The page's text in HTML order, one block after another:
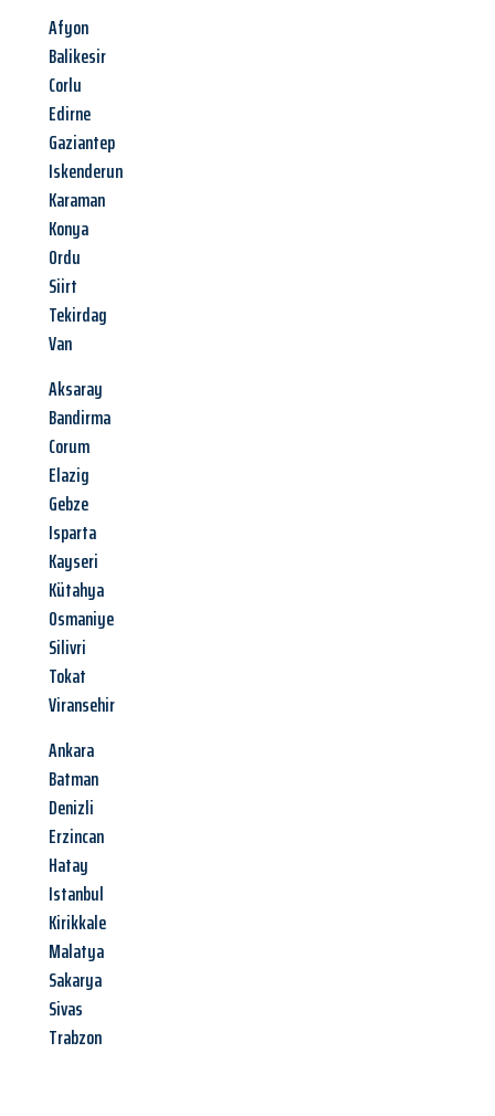
Afyon
Balikesir
Corlu
Edirne
Gaziantep
Iskenderun
Karaman
Konya
Ordu
Siirt
Tekirdag
Van
Aksaray
Bandirma
Corum
Elazig
Gebze
Isparta
Kayseri
Kütahya
Osmaniye
Silivri
Tokat
Viransehir
Ankara
Batman
Denizli
Erzincan
Hatay
Istanbul
Kirikkale
Malatya
Sakarya
Sivas
Trabzon